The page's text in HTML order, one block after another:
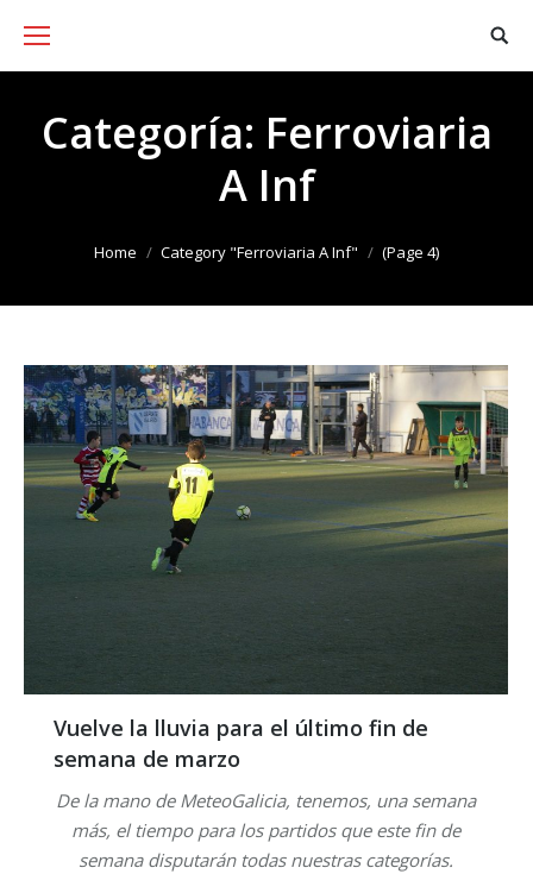
Categoría: Ferroviaria
A Inf
Home Category "Ferroviaria A Inf" (Page 4)
Vuelve la lluvia para el último fin de
semana de marzo
De la mano de MeteoGalicia, tenemos, una semana
más, el tiempo para los partidos que este fin de
semana disputarán todas nuestras categorías.